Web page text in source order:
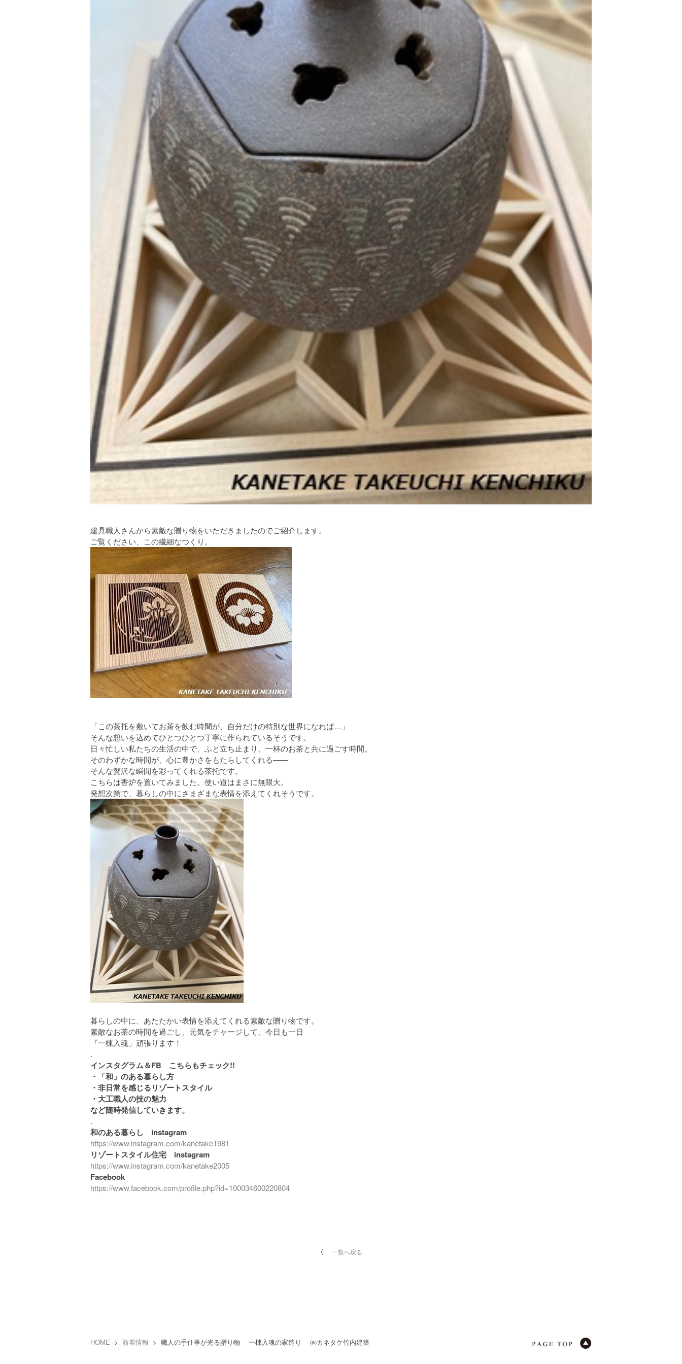
建具職人さんから素敵な贈り物をいただきましたのでご紹介します。
ご覧ください、この繊細なつくり。
「この茶托を敷いてお茶を飲む時間が、自分だけの特別な世界になれば…」
そんな想いを込めてひとつひとつ丁寧に作られているそうです。
日々忙しい私たちの生活の中で、ふと立ち止まり、一杯のお茶と共に過ごす時間。
そのわずかな時間が、心に豊かさをもたらしてくれる――
そんな贅沢な瞬間を彩ってくれる茶托です。
こちらは香炉を置いてみました。使い道はまさに無限大。
発想次第で、暮らしの中にさまざまな表情を添えてくれそうです。
暮らしの中に、あたたかい表情を添えてくれる素敵な贈り物です。
素敵なお茶の時間を過ごし、元気をチャージして、今日も一日
『一棟入魂」頑張ります！
.
インスタグラム＆FB こちらもチェック!!
・「和」のある暮らし方
・非日常を感じるリゾートスタイル
・大工職人の技の魅力
など随時発信していきます。
.
和のある暮らし instagram
https://www.instagram.com/kanetake1981
リゾートスタイル住宅 instagram
https://www.instagram.com/kanetake2005
Facebook
https://www.facebook.com/profile.php?id=100034600220804
一覧へ戻る
HOME > 新着情報 > 職人の手仕事が光る贈り物 一棟入魂の家造り ㈱カネタケ竹内建築